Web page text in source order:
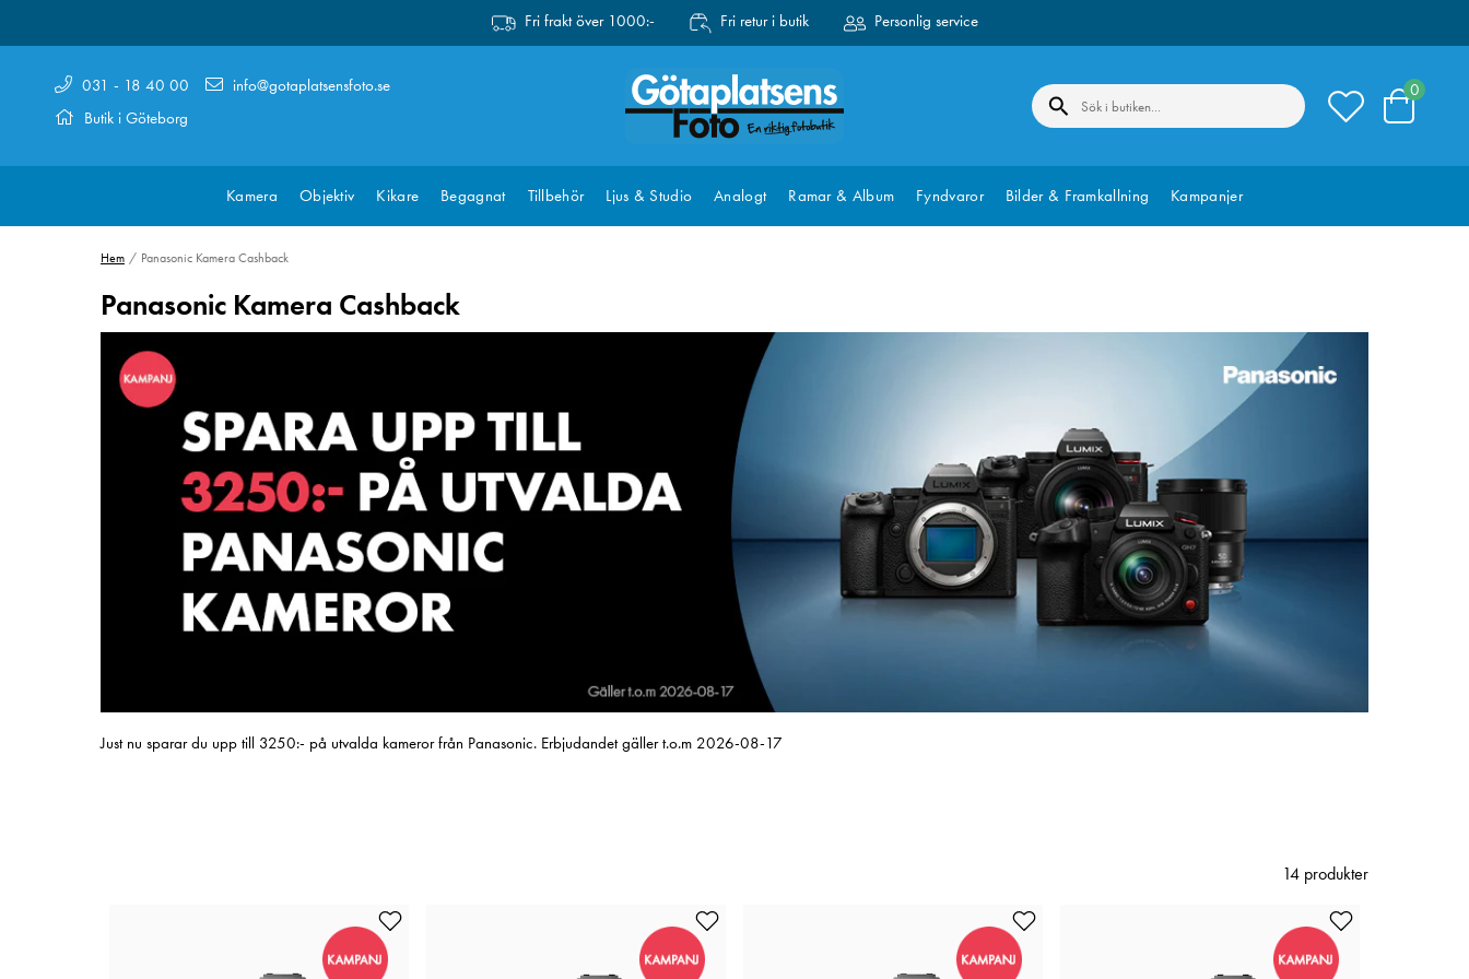
Fri frakt över 1000:- Fri retur i butik Personlig service
031 - 18 40 00
Butik i Göteborg
info@gotaplatsensfoto.se 0
Kamera Objektiv Kikare Begagnat Tillbehör Ljus & Studio Analogt Ramar & Album Fyndvaror Bilder & Framkallning Kampanjer
Hem Panasonic Kamera Cashback
Panasonic Kamera Cashback
Just nu sparar du upp till 3250:- på utvalda kameror från Panasonic. Erbjudandet gäller t.o.m 2026-08-17
14 produkter